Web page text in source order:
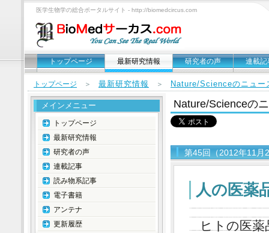
医学生物学の総合ポータルサイト - http://biomedcircus.com
トップページ 最新研究情報 研究者の声 連載記
トップページ ＞ 最新研究情報 ＞ Nature/Scienceのニュー
Nature/Scienceの
第45回（2012年11月
人の医薬
ヒトの医
メインメニュー
トップページ
最新研究情報
研究者の声
連載記事
読み物系記事
電子書籍
アンテナ
更新履歴